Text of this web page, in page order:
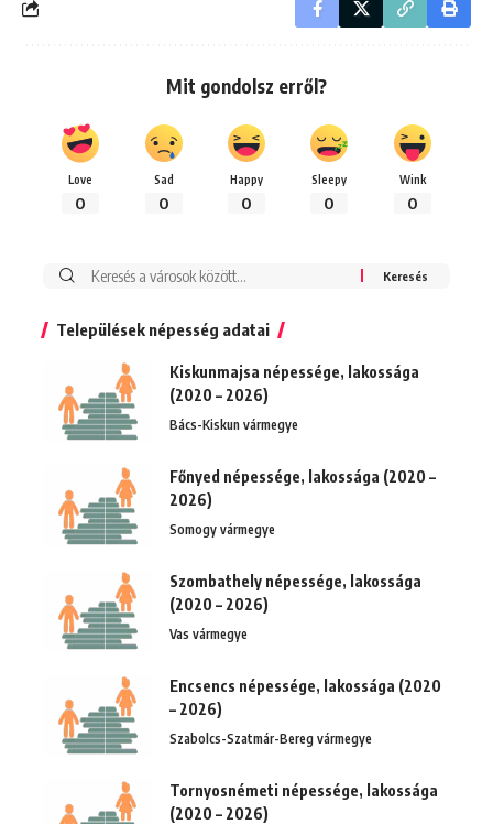
Mit gondolsz erről?
Love
0
Sad
0
Happy
0
Sleepy
0
Wink
0
Keresés:
Települések népesség adatai
Kiskunmajsa népessége, lakossága
(2020 – 2026)
Bács-Kiskun vármegye
Főnyed népessége, lakossága (2020 –
2026)
Somogy vármegye
Szombathely népessége, lakossága
(2020 – 2026)
Vas vármegye
Encsencs népessége, lakossága (2020
– 2026)
Szabolcs-Szatmár-Bereg vármegye
Tornyosnémeti népessége, lakossága
(2020 – 2026)